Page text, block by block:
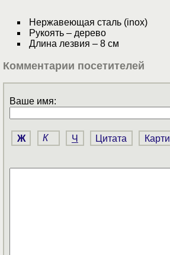
Нержавеющая сталь (inox)
Рукоять – дерево
Длина лезвия – 8 см
Комментарии посетителей
Ваше имя:
Ж К Ч Цитата